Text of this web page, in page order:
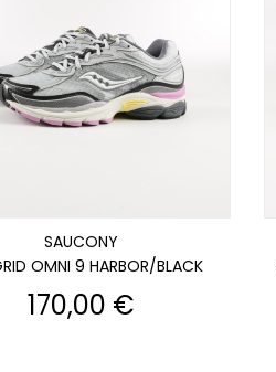
SAUCONY
OMNI 9 HARBOR/BLACK
Prix
170,00 €